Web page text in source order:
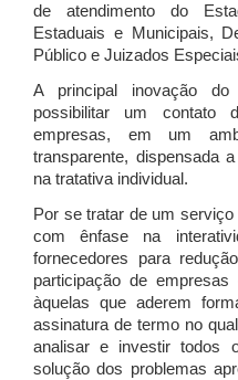
de atendimento do
Estaduais e Municipais,
Público e Juizados
A principal inovação do
possibilitar um contato
empresas, em um
transparente, dispensada
na tratativa individual.
Por se tratar de um
com ênfase na
fornecedores para
participação de
àquelas que aderem
assinatura de termo no
analisar e investir todos
solução dos problemas